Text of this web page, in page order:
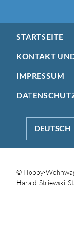
STARTSEITE
KONTAKT
IMPRESSUM
DEUTSCH
© Hobby-
Harald-Striewski-